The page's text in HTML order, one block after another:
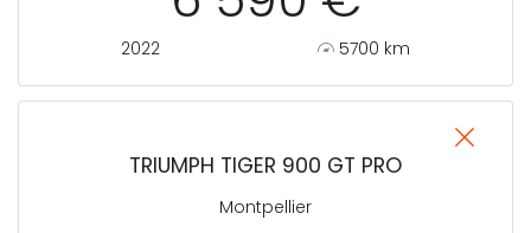
2022 5700 km
TRIUMPH TIGER 900 GT PRO
Montpellier